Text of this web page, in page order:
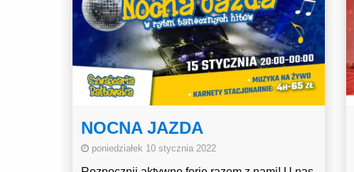
NOCNA JAZDA
poniedziałek 10 stycznia 2022